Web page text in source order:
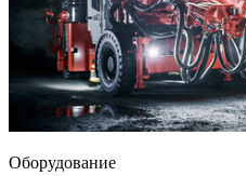
Оборудование